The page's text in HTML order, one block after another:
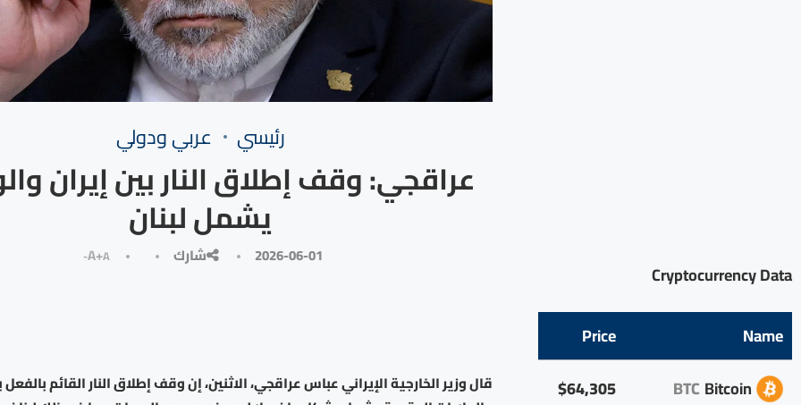
رئيسي ⁠عربي ودولي
عراقجي: وقف إطلاق النار بين إيران
يشمل لبنان
2026-06-01 شارك A+A-
قال وزير الخارجية الإيراني عباس عراقجي، الاثنين، إن وقف إطلاق النار القائم بالفعل
Cryptocurrency Data
Name
Price
Bitcoin
BTC
$64,305